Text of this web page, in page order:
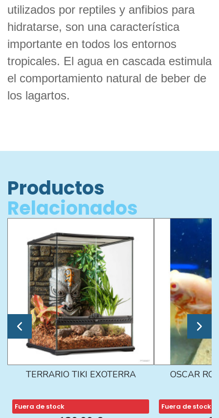
utilizados por reptiles y anfibios para
hidratarse, son una característica
importante en todos los entornos
tropicales. El agua en cascada estimula
el comportamiento natural de beber de
los lagartos.
Productos
Relacionados
TERRARIO TIKI EXOTERRA
Fuera de stock
OSCAR
Fuera de stock